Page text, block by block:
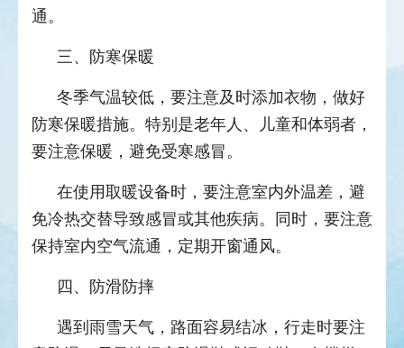
通。
三、防寒保暖
冬季气温较低，要注意及时添加衣物，做好
防寒保暖措施。特别是老年人、儿童和体弱者，
要注意保暖，避免受寒感冒。
在使用取暖设备时，要注意室内外温差，避
免冷热交替导致感冒或其他疾病。同时，要注意
保持室内空气流通，定期开窗通风。
四、防滑防摔
遇到雨雪天气，路面容易结冰，行走时要注